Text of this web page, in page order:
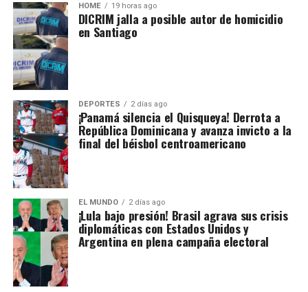
HOME 19 horas ago
DICRIM jalla a posible autor de homicidio
en Santiago
DEPORTES 2 días ago
¡Panamá silencia el Quisqueya! Derrota a
República Dominicana y avanza invicto a la
final del béisbol centroamericano
EL MUNDO 2 días ago
¡Lula bajo presión! Brasil agrava sus crisis
diplomáticas con Estados Unidos y
Argentina en plena campaña electoral